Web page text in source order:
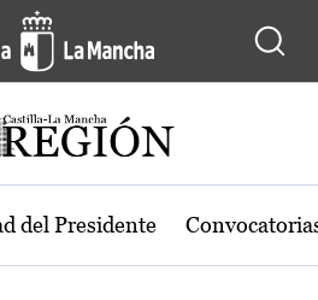
de Castilla-La
del Presidente